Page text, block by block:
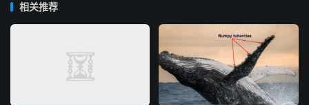
相关推荐